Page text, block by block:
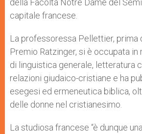
della Facoltà Notre Dame del
capitale francese.
La professoressa Pellettier, prima
Premio Ratzinger, si è occupata
di linguistica generale, letteratura
relazioni giudaico-cristiane e ha
esegesi ed ermeneutica biblica,
delle donne nel cristianesimo.
La studiosa francese “è dunque